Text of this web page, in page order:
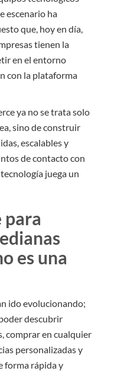
escenario ha
que, hoy en día,
tienen la
en el entorno
con la plataforma
ya no se trata solo
sino de construir
escalables y
de contacto con
juega un
para
es una
ido evolucionando;
descubrir
comprar en cualquier
personalizadas y
forma rápida y